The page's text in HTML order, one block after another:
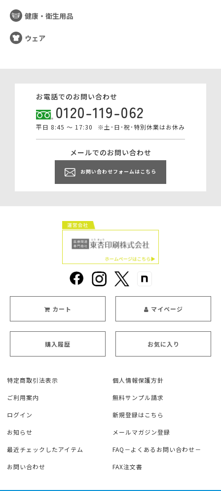
健康・衛生用品
ウェア
お電話でのお問い合わせ
0120-119-062
平日 8:45 ～ 17:30 ※土･日･祝･特別休業はお休み
メールでのお問い合わせ
お問い合わせフォームはこちら
カート マイページ
購入履歴 お気に入り
特定商取引法表示 個人情報保護方針
ご利用案内 無料サンプル請求
ログイン 新規登録はこちら
お知らせ メールマガジン登録
最近チェックしたアイテム FAQ－よくあるお問い合わせ－
お問い合わせ FAX注文書